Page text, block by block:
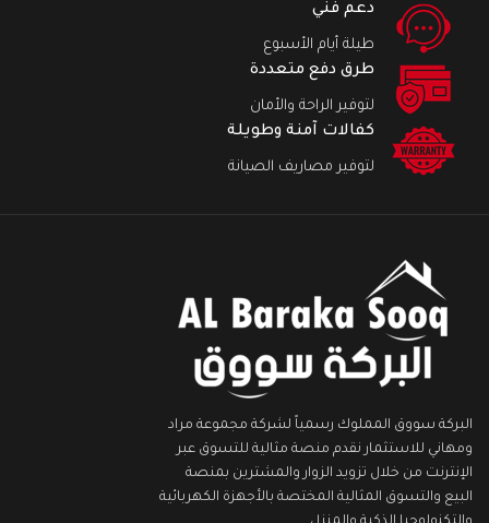
دعم فني
طيلة أيام الأسبوع
طرق دفع متعددة
لتوفير الراحة والأمان
كفالات آمنة وطويلة
لتوفير مصاريف الصيانة
البركة سووق المملوك رسمياً لشركة مجموعة مراد
ومهاني للاستثمار نقدم منصة مثالية للتسوق عبر
الإنترنت من خلال تزويد الزوار والمشترين بمنصة
البيع والتسوق المثالية المختصة بالأجهزة الكهربائية